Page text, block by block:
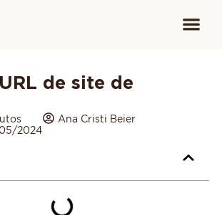
de site de
Ana Cristi Beier
2024